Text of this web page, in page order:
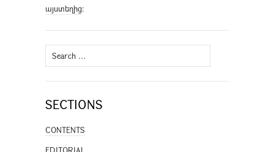
այստեղից։
Search
for:
SECTIONS
CONTENTS